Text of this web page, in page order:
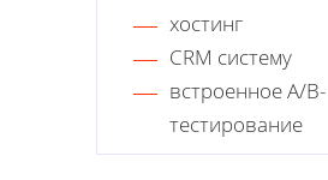
хостинг
CRM систему
встроенное A/B-
тестирование